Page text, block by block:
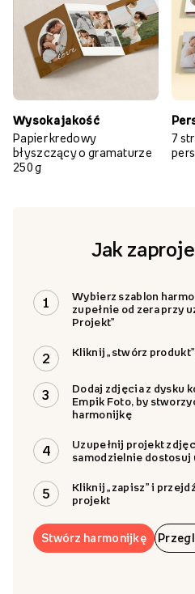
Wysoka jakość
Papier kredowy
błyszczący o gramaturze
250 g
7
Jak
1
Wybierz szablon
zupełnie od zera przy
Projekt”
2 Kliknij „stwórz
3
Dodaj zdjęcia z dysku
Empik Foto, by
harmonijkę
4
Uzupełnij projekt
samodzielnie dostosuj
5
Kliknij „zapisz” i
projekt
Stwórz harmonijkę